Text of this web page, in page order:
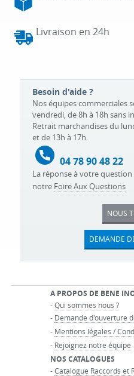
Livraison en 24h
Besoin d'aide ?
Nos équipes commerciales
vendredi, de 8h à 18h sans
Retrait marchandises du
et de 13h à 17h.
04 78 90 48 22
La réponse à votre
notre Foire Aux Questions
NOUS
DEMANDE
A PROPOS DE BENE
-Qui sommes nous ?
- Demande d'ouverture
- Mentions légales /
- Rejoignez notre équipe
NOS CATALOGUES
-Catalogue Raccords et